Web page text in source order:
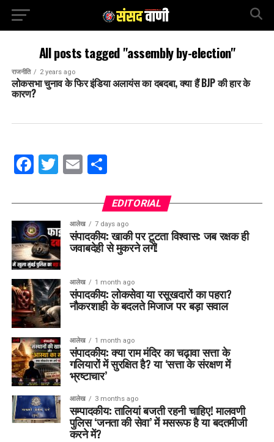
All posts tagged "assembly by-election"
राजनीति 2 years ago
लोकसभा चुनाव के फिर इंडिया अलायंस का दबदबा, क्या हैं BJP की हार के
कारण?
Facebook
Twitter
EmailShare
EDITORIAL
आलेख 7 days ago
संपादकीय: खाकी पर टूटता विश्वास: जब रक्षक ही
जवाबदेही से मुकरने लगें!
आलेख 1 month ago
संपादकीय: लोकसेवा या रसूखदारों का पहरा?
नौकरशाही के बदलते मिजाज पर बड़ा सवाल
आलेख 1 month ago
संपादकीय: क्या राम मंदिर का चढ़ावा सत्ता के
गलियारों में सुरक्षित है? या ‘सत्ता के संरक्षण में
भ्रष्टाचार’
आलेख 3 months ago
सम्पादकीय: तालियां बजती रहनी चाहिए! मालवणी
पुलिस ‘जनता की सेवा’ में मसरूफ है या बदतमीजी
करने में?